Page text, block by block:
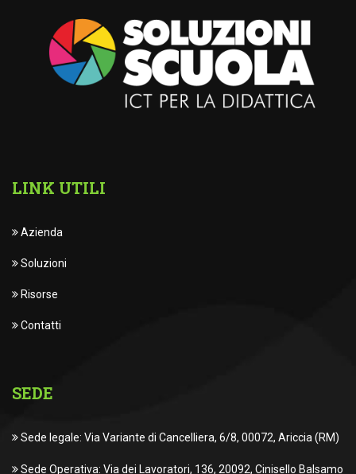
LINK UTILI
Azienda
Soluzioni
Risorse
Contatti
SEDE
Sede legale: Via Variante di Cancelliera, 6/8, 00072, Ariccia (RM)
Sede Operativa: Via dei Lavoratori, 136, 20092, Cinisello Balsamo